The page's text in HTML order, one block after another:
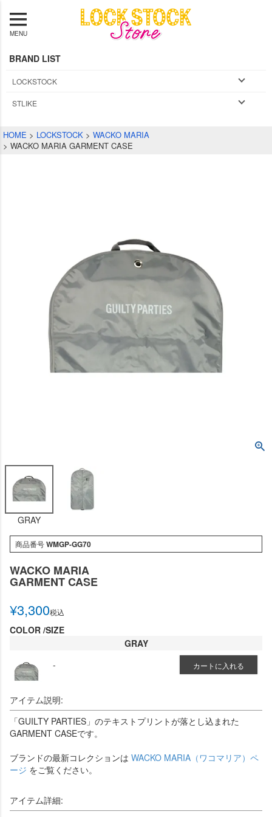
MENU
BRAND LIST
LOCKSTOCK
STLIKE
HOME LOCKSTOCK
WACKO MARIA
WACKO MARIA GARMENT CASE
GRAY
商品番号WMGP-GG70
WACKO MARIA
GARMENT CASE
¥3,300税込
COLOR SIZE
GRAY
-
カートに入れる
アイテム説明:
「GUILTY PARTIES」のテキストプリントが落とし込まれた
GARMENT CASEです。
ブランドの最新コレクションは WACKO MARIA（ワコマリア）ペ
ージ をご覧ください。
アイテム詳細: